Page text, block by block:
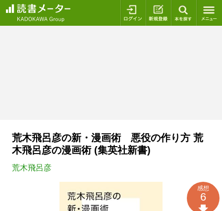
ログイン 新規登録
荒木飛呂彦の新・漫画術 悪役の作り方 荒
木飛呂彦の漫画術 (集英社新書)
荒木飛呂彦
感想
6